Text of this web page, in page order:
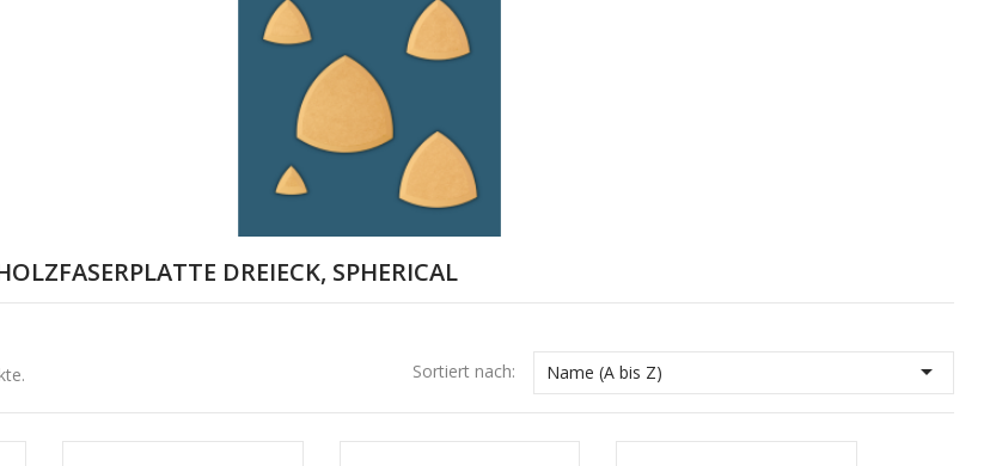
DREIECK, SPHERICAL
Sortiert nach: Name (A bis Z) 